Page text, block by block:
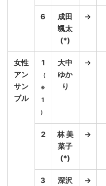
6
成田
颯太
(*)
→
女性
アン
サン
ブル
1
（
※
1
）
大中
ゆか
り
→
2
林 美
菜子
(*)
→
3
深沢
→